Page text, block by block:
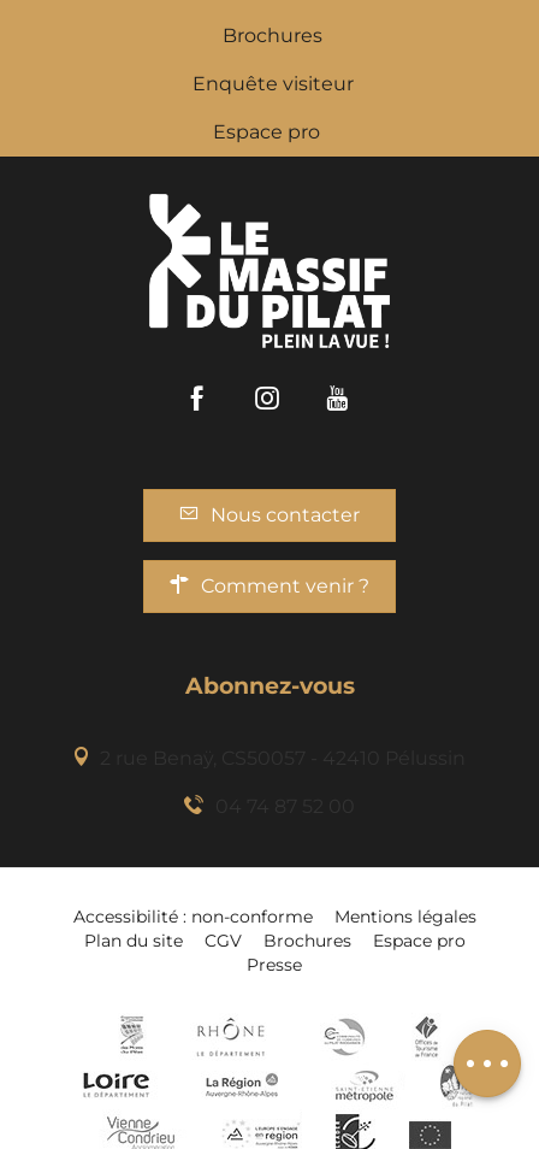
Tarifs
Ajouter à mon
séjour
Brochures
Enquête visiteur
Espace pro
FacebookInstagram
Nous contacter
Comment venir ?
Abonnez-vous
Accessibilité : non-conforme
Mentions légales
Plan du site
CGV Brochures
Espace pro
Presse